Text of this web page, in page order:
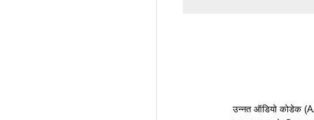
उन्नत ऑडियो कोडेक